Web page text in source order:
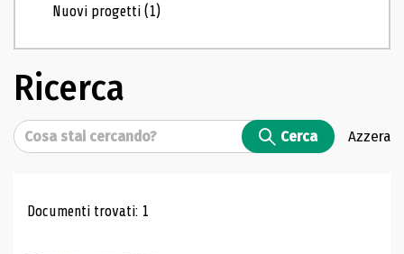
Nuovi progetti(1)
Ricerca
Cerca Cerca Azzera
Risultati di ricerca
Documenti trovati: 1